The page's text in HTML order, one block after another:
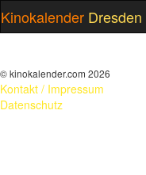
Kinokalender Dresden
© kinokalender.com 2026
Kontakt / Impressum
Datenschutz